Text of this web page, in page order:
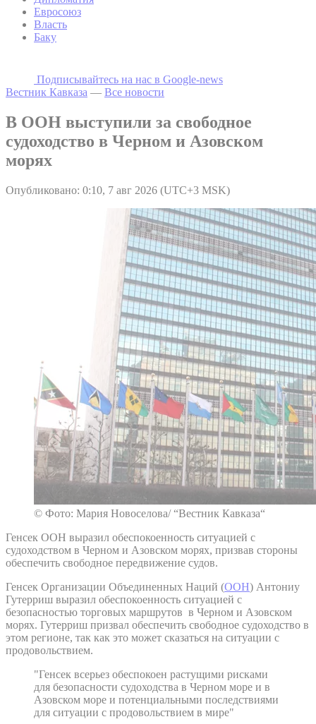
Евросоюз
Власть
Баку
Подписывайтесь на наc в Google-news
Вестник Кавказа — Все новости
В ООН выступили за свободное
судоходство в Черном и Азовском
морях
Опубликовано: 0:10, 7 авг 2026 (UTC+3 MSK)
© Фото: Мария Новоселова/ “Вестник Кавказа“
Генсек ООН выразил обеспокоенность ситуацией с
судоходством в Черном и Азовском морях, призвав стороны
обеспечить свободное передвижение судов.
Генсек Организации Объединенных Наций (ООН) Антониу
Гутерриш выразил обеспокоенность ситуацией с
безопасностью торговых маршрутов в Черном и Азовском
морях. Гутерриш призвал обеспечить свободное судоходство в
этом регионе, так как это может сказаться на ситуации с
продовольствием.
"Генсек всерьез обеспокоен растущими рисками
для безопасности судоходства в Черном море и в
Азовском море и потенциальными последствиями
для ситуации с продовольствием в мире"